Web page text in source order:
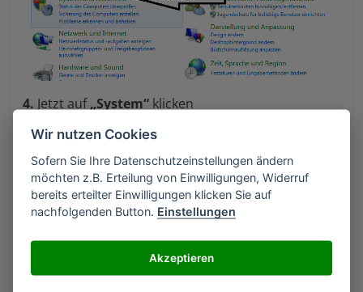
4. Jetzt auf„System“ klicken
Wir nutzen Cookies
Sofern Sie Ihre Datenschutzeinstellungen ändern
möchten z.B. Erteilung von Einwilligungen, Widerruf
bereits erteilter Einwilligungen klicken Sie auf
nachfolgenden Button. Einstellungen
Akzeptieren